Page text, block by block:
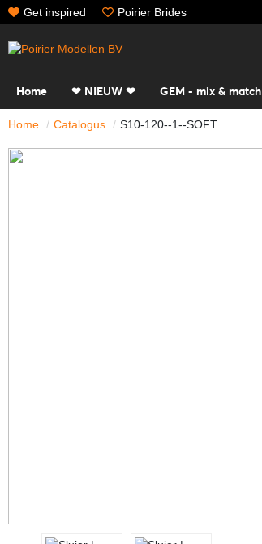
Get inspired Poirier Brides
Home ❤ NIEUW ❤ GEM - mix & match
Home Catalogus S10-120--1--SOFT